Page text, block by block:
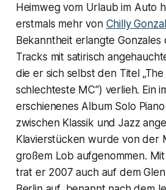
Heimweg vom Urlaub im Auto
erstmals mehr von Chilly
Bekanntheit erlangte
Tracks mit satirisch
die er sich selbst den Titel
schlechteste MC“) verlieh. Ein
erschienenes Album Solo
zwischen Klassik und Jazz
Klavierstücken wurde von der
großem Lob aufgenommen.
trat er 2007 auch auf dem